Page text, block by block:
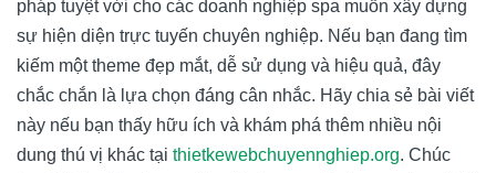
pháp tuyệt vời cho các doanh nghiệp spa muốn xây dựng
sự hiện diện trực tuyến chuyên nghiệp. Nếu bạn đang tìm
kiếm một theme đẹp mắt, dễ sử dụng và hiệu quả, đây
chắc chắn là lựa chọn đáng cân nhắc. Hãy chia sẻ bài viết
này nếu bạn thấy hữu ích và khám phá thêm nhiều nội
dung thú vị khác tại thietkewebchuyennghiep.org. Chúc